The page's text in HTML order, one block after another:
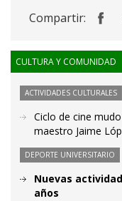
Compartir:
CULTURA Y COMUNIDAD
ACTIVIDADES CULTURALES
Ciclo de cine
maestro Jaime
DEPORTE UNIVERSITARIO
Nuevas
años